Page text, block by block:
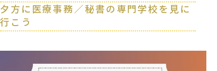
夕方に医療事務／秘書の専門学校を見に
行こう